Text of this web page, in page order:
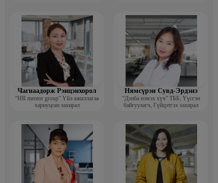
Чагнаадорж Рэнцэнхорол
“HR mentor group” Үйл ажиллагаа
хариуцсан захирал
Нямсүрэн Сувд-Эрдэнэ
“Дэнба нэмэх хүч” ТББ, Үүсгэн
байгуулагч, Гүйцэтгэх захирал